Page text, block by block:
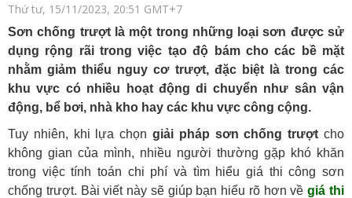
Thứ tư, 15/11/2023, 20:51 GMT+7
Sơn chống trượt là một trong những loại sơn được sử
dụng rộng rãi trong việc tạo độ bám cho các bề mặt
nhằm giảm thiểu nguy cơ trượt, đặc biệt là trong các
khu vực có nhiều hoạt động di chuyển như sân vận
động, bể bơi, nhà kho hay các khu vực công cộng.
Tuy nhiên, khi lựa chọn giải pháp sơn chống trượt cho
không gian của mình, nhiều người thường gặp khó khăn
trong việc tính toán chi phí và tìm hiểu giá thi công sơn
chống trượt. Bài viết này sẽ giúp bạn hiểu rõ hơn vềgiá thi